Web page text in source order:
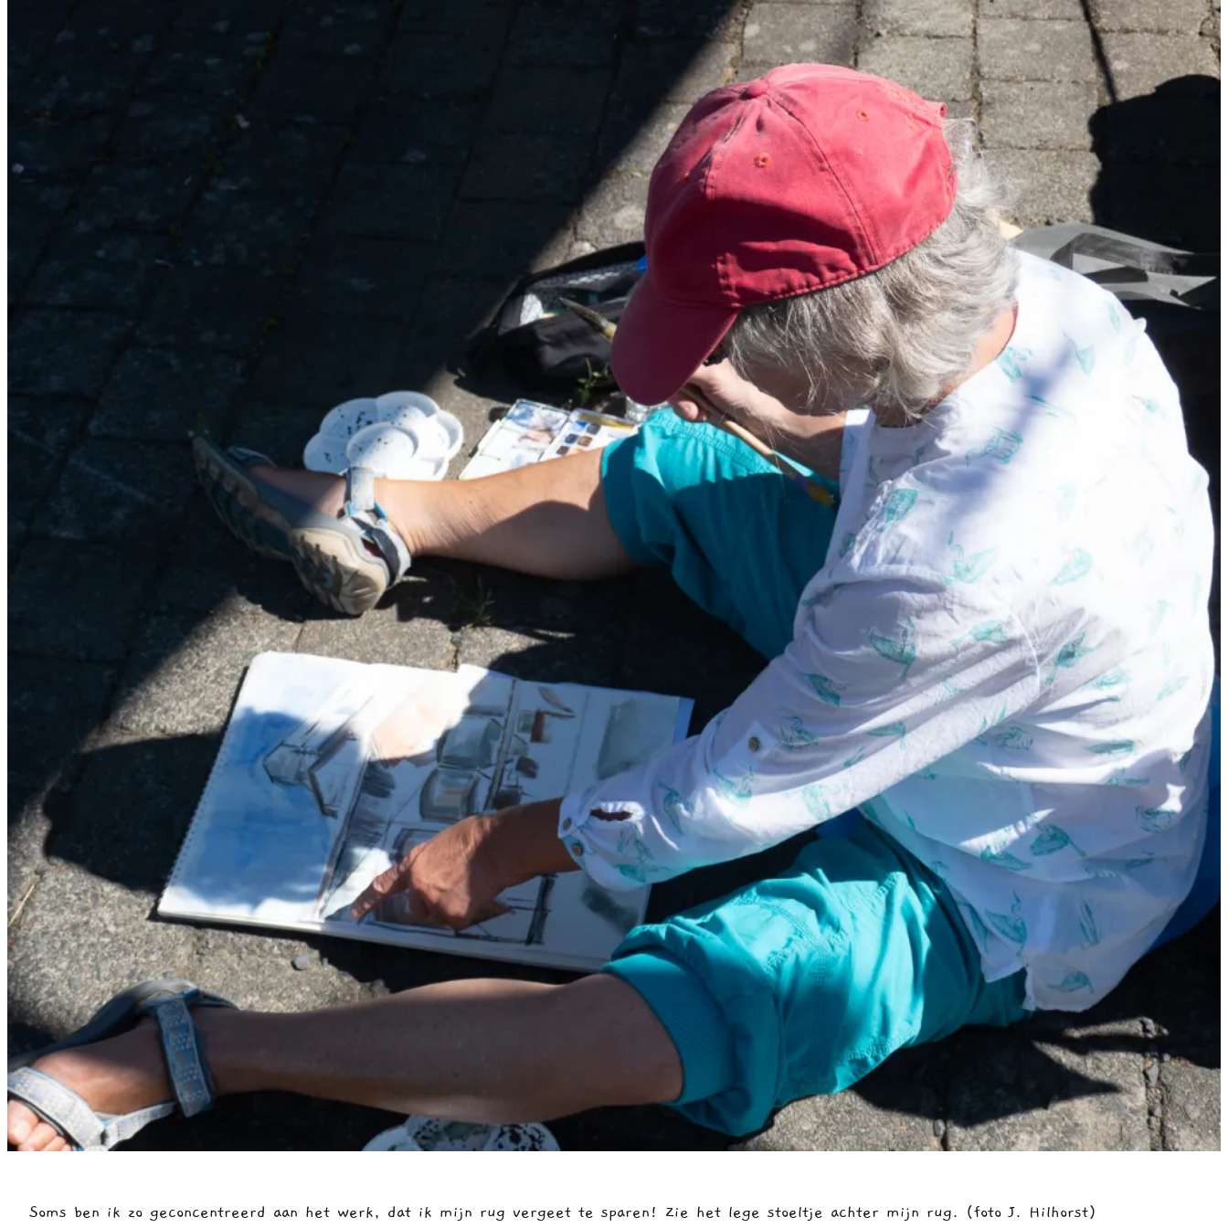
Soms ben ik zo geconcentreerd aan het werk, dat ik mijn rug vergeet te sparen! Zie het lege stoeltje achter mijn rug. (foto J. Hilhorst)